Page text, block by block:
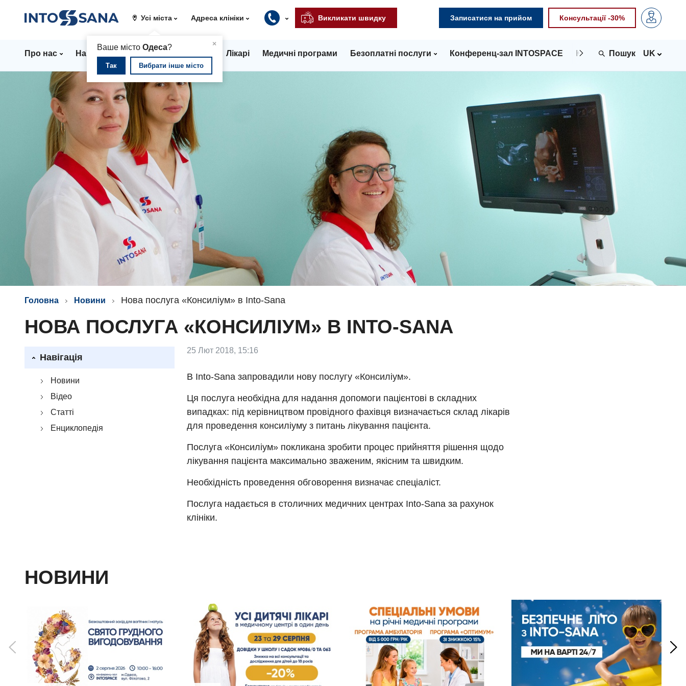
Усі міста
×
Ваше місто Одеса?
Так Вибрати інше місто
Адреса клініки Викликати швидку Записатися на прийом Консультації -30%
Про нас Напрямки Стаціонар Лікарі Медичні програми Безоплатні послуги Конференц-зал INTOSPACE Контакти UK
Головна Новини Нова послуга «Консиліум» в Into-Sana
НОВА ПОСЛУГА «КОНСИЛІУМ» В INTO-SANA
Навігація
Новини
Відео
Статті
Енциклопедія
25 Лют 2018, 15:16
В Into-Sana запровадили нову послугу «Консиліум».
Ця послуга необхідна для надання допомоги пацієнтові в складних
випадках: під керівництвом провідного фахівця визначається склад лікарів
для проведення консиліуму з питань лікування пацієнта.
Послуга «Консиліум» покликана зробити процес прийняття рішення щодо
лікування пацієнта максимально зваженим, якісним та швидким.
Необхідність проведення обговорення визначає спеціаліст.
Послуга надається в столичних медичних центрах Into-Sana за рахунок
клініки.
НОВИНИ